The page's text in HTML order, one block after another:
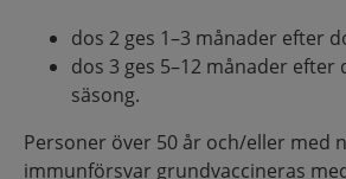
dos 2 ges 1–3 månader efter
dos 3 ges 5–12 månader efter
säsong.
Personer över 50 år och/eller med
immunförsvar grundvaccineras